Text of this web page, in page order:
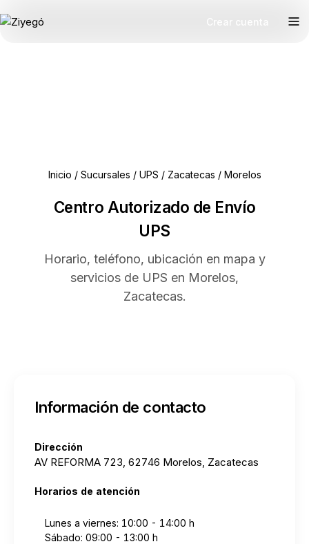
Inicio / Sucursales / UPS / Zacatecas / Morelos
Centro Autorizado de Envío
UPS
Horario, teléfono, ubicación en mapa y
servicios de UPS en Morelos,
Zacatecas.
Información de contacto
Dirección
AV REFORMA 723, 62746 Morelos, Zacatecas
Horarios de atención
Lunes a viernes: 10:00 - 14:00 h
Sábado: 09:00 - 13:00 h